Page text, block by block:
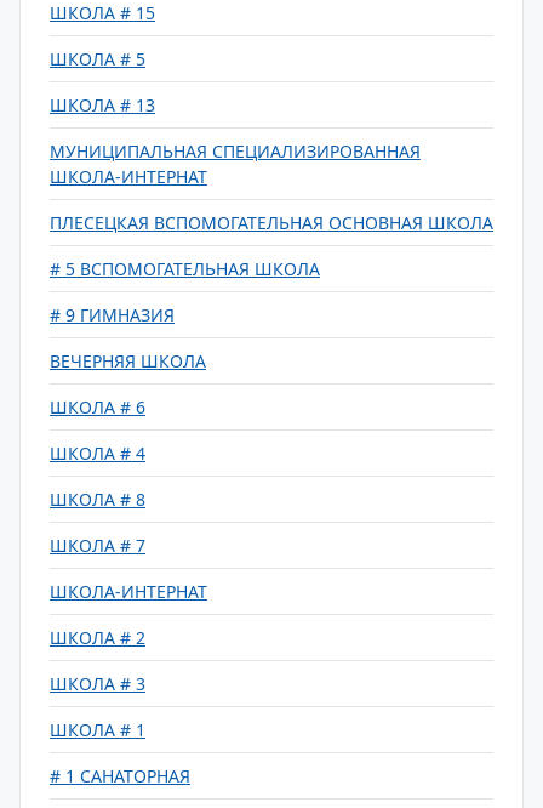
ШКОЛА # 15
ШКОЛА # 5
ШКОЛА # 13
МУНИЦИПАЛЬНАЯ СПЕЦИАЛИЗИРОВАННАЯ
ШКОЛА-ИНТЕРНАТ
ПЛЕСЕЦКАЯ ВСПОМОГАТЕЛЬНАЯ ОСНОВНАЯ ШКОЛА
# 5 ВСПОМОГАТЕЛЬНАЯ ШКОЛА
# 9 ГИМНАЗИЯ
ВЕЧЕРНЯЯ ШКОЛА
ШКОЛА # 6
ШКОЛА # 4
ШКОЛА # 8
ШКОЛА # 7
ШКОЛА-ИНТЕРНАТ
ШКОЛА # 2
ШКОЛА # 3
ШКОЛА # 1
# 1 САНАТОРНАЯ